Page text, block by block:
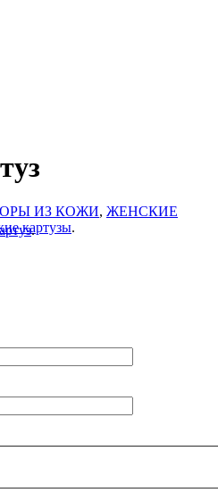
ИЗ КОЖИ, ЖЕНСКИЕ
картузы.
.